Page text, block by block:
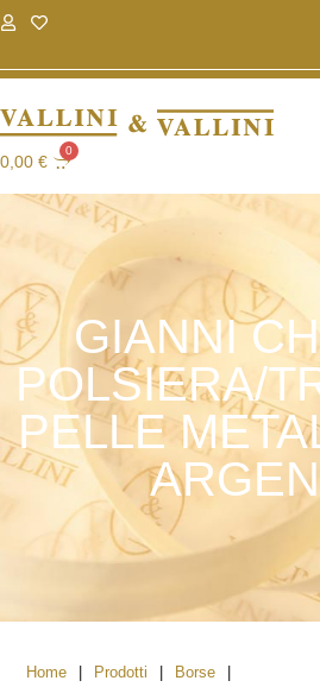
0,00 €
0
GIANNI
POLSIERA/
PELLE
Home | Prodotti | Borse
|